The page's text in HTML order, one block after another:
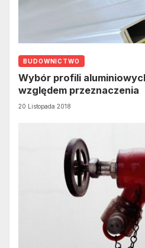
BUDOWNICTWO
Wybór profili
względem przeznaczenia
20 Listopada 2018